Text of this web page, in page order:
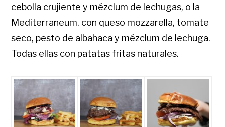
cebolla crujiente y mézclum de lechugas, o la
Mediterraneum, con queso mozzarella, tomate
seco, pesto de albahaca y mézclum de lechuga.
Todas ellas con patatas fritas naturales.